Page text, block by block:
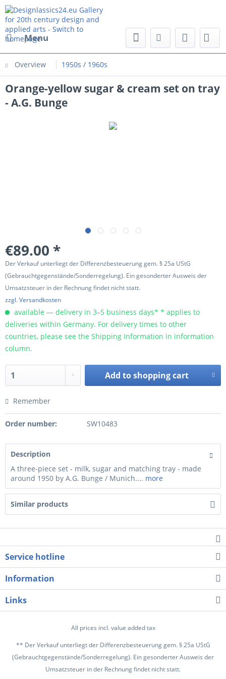
Menu
Overview 1950s / 1960s
Orange-yellow sugar & cream set on tray
- A.G. Bunge
€89.00 *
Der Verkauf unterliegt der Differenzbesteuerung gem. § 25a UStG
(Gebrauchtgegenstände/Sonderregelung). Ein gesonderter Ausweis der
Umsatzsteuer in der Rechnung findet nicht statt.
zzgl. Versandkosten
available — delivery in 3–5 business days* * applies to
deliveries within Germany. For delivery times to other
countries, please see the Shipping Information in information
column.
Add toshopping cart
Remember
Order number: SW10483
Description
A three-piece set - milk, sugar and matching tray - made
around 1950 by A.G. Bunge / Munich.... more
Similar products
Service hotline
Information
Links
All prices incl. value added tax
** Der Verkauf unterliegt der Differenzbesteuerung gem. § 25a UStG
(Gebrauchtgegenstände/Sonderregelung). Ein gesonderter Ausweis der
Umsatzsteuer in der Rechnung findet nicht statt.